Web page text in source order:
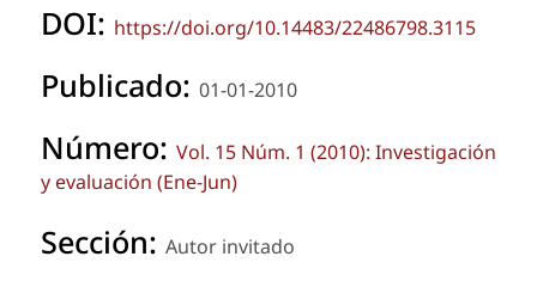
DOI: https://doi.org/10.14483/22486798.3115
Publicado: 01-01-2010
Número: Vol. 15 Núm. 1 (2010): Investigación
y evaluación (Ene-Jun)
Sección: Autor invitado